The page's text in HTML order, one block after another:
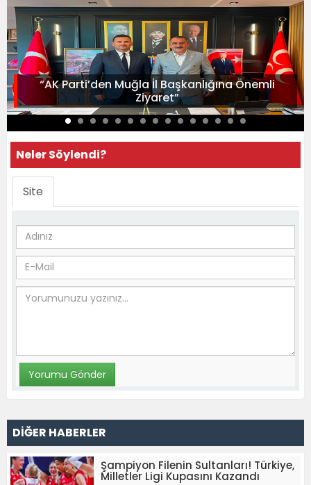
“AK Parti’den Muğla İl Başkanlığına Önemli
Ziyaret”
Neler Söylendi?
Site
DİĞER HABERLER
Şampiyon Filenin Sultanları! Türkiye,
Milletler Ligi Kupasını Kazandı